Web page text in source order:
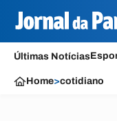
Últimas Notícias
Home>cotidiano